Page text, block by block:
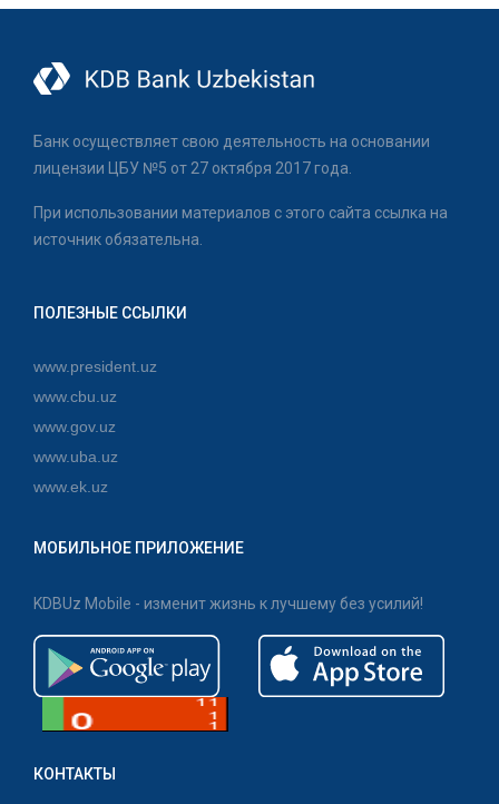
Банк осуществляет свою деятельность на основании
лицензии ЦБУ №5 от 27 октября 2017 года.
При использовании материалов с этого сайта ссылка на
источник обязательна.
ПОЛЕЗНЫЕ ССЫЛКИ
www.president.uz
www.cbu.uz
www.gov.uz
www.uba.uz
www.ek.uz
МОБИЛЬНОЕ ПРИЛОЖЕНИЕ
KDBUz Mobile - изменит жизнь к лучшему без усилий!
КОНТАКТЫ